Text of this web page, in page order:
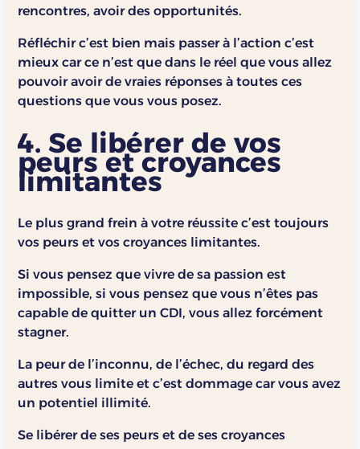
rencontres, avoir des opportunités.
Réfléchir c’est bien mais passer à l’action c’est
mieux car ce n’est que dans le réel que vous allez
pouvoir avoir de vraies réponses à toutes ces
questions que vous vous posez.
4. Se libérer de vos
peurs et croyances
limitantes
Le plus grand frein à votre réussite c’est toujours
vos peurs et vos croyances limitantes.
Si vous pensez que vivre de sa passion est
impossible, si vous pensez que vous n’êtes pas
capable de quitter un CDI, vous allez forcément
stagner.
La peur de l’inconnu, de l’échec, du regard des
autres vous limite et c’est dommage car vous avez
un potentiel illimité.
Se libérer de ses peurs et de ses croyances